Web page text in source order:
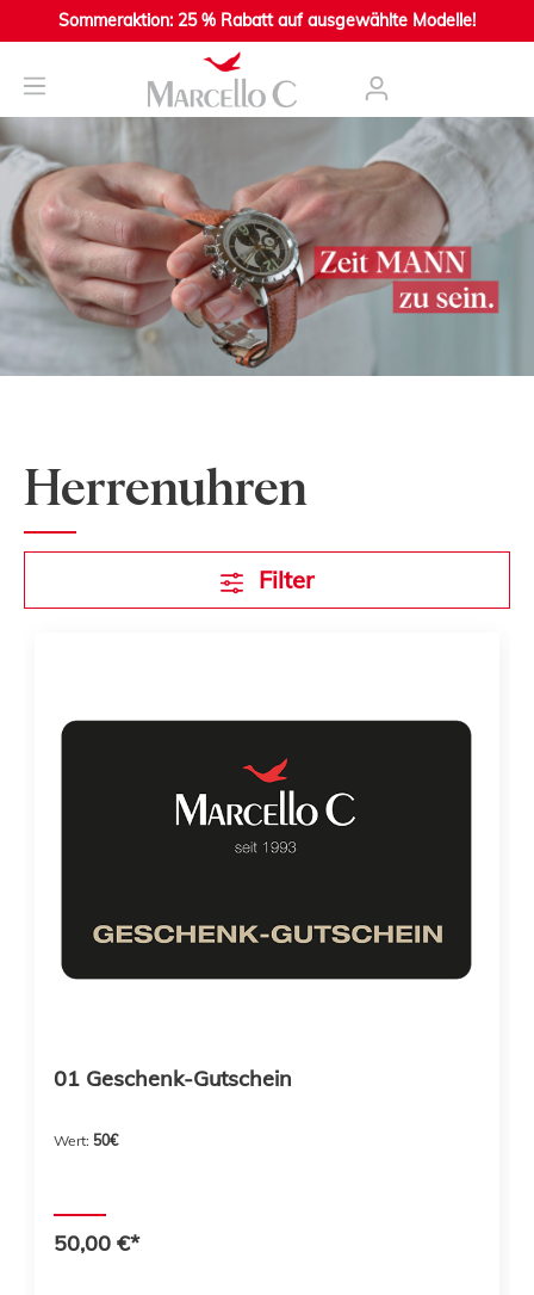
springen
Sommeraktion: 25 % Rabatt auf ausgewählte Modelle!
Herrenuhren
Filter
01 Geschenk-Gutschein
Wert: 50€
50,00 €*